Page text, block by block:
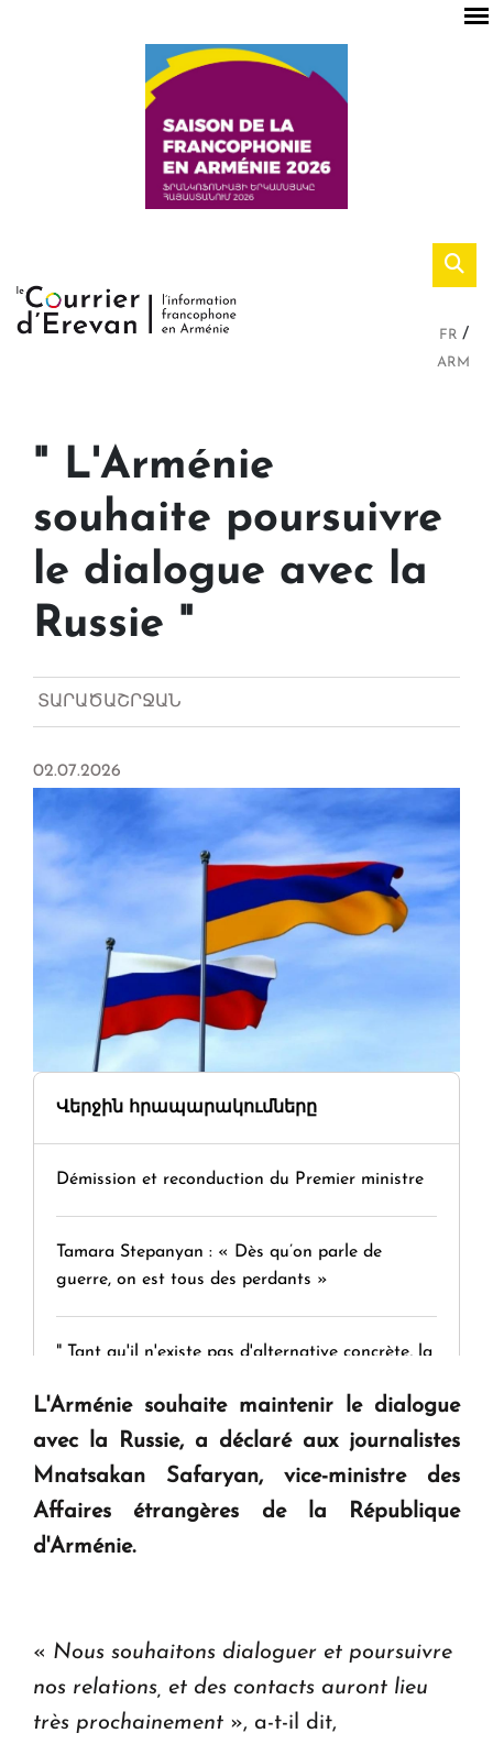
FR
ARM
" L'Arménie
souhaite poursuivre
le dialogue avec la
Russie "
ՏԱՐԱԾԱՇՐՋԱՆ
02.07.2026
Վերջին հրապարակումները
Démission et reconduction du Premier ministre
Tamara Stepanyan : « Dès qu’on parle de
guerre, on est tous des perdants »
" Tant qu'il n'existe pas d'alternative concrète, la
KASA : 30 ans d'audace, de résilience et d'avenir
en Arménie
Le premier hôtel Hyatt Regency d'Arménie
L'Arménie souhaite maintenir le dialogue
avec la Russie, a déclaré aux journalistes
Mnatsakan Safaryan, vice-ministre des
Affaires étrangères de la République
d'Arménie.
« Nous souhaitons dialoguer et poursuivre
nos relations, et des contacts auront lieu
très prochainement », a-t-il dit,